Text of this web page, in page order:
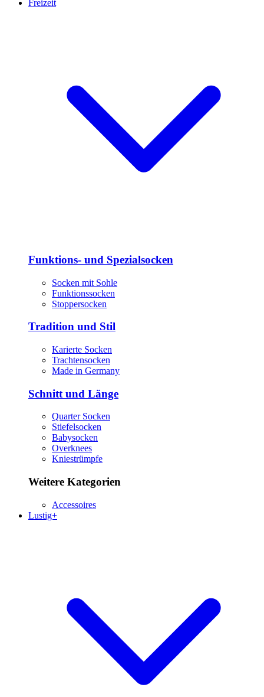
Freizeit
Funktions- und Spezialsocken
Socken mit Sohle
Funktionssocken
Stoppersocken
Tradition und Stil
Karierte Socken
Trachtensocken
Made in Germany
Schnitt und Länge
Quarter Socken
Stiefelsocken
Babysocken
Overknees
Kniestrümpfe
Weitere Kategorien
Accessoires
Lustig+